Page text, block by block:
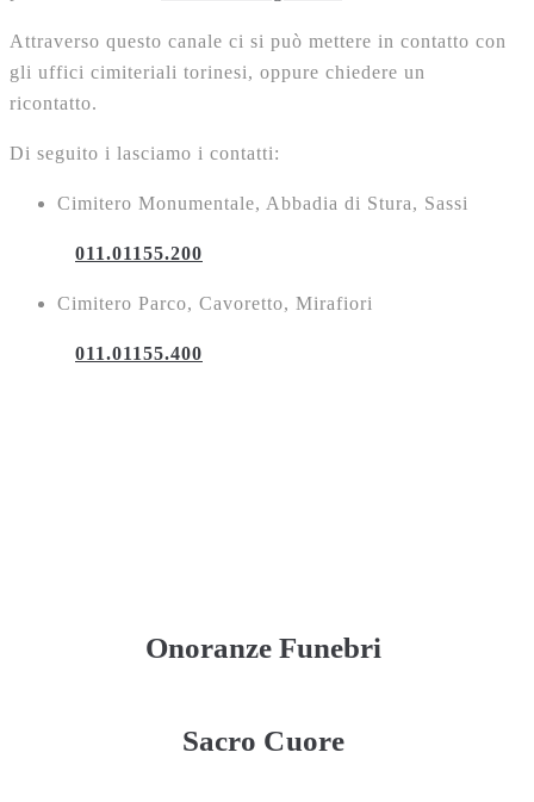
Attraverso questo canale ci si può mettere in contatto con
gli uffici cimiteriali torinesi, oppure chiedere un
ricontatto.
Di seguito i lasciamo i contatti:
Cimitero Monumentale, Abbadia di Stura, Sassi
011.01155.200
Cimitero Parco, Cavoretto, Mirafiori
011.01155.400
Onoranze Funebri
Sacro Cuore